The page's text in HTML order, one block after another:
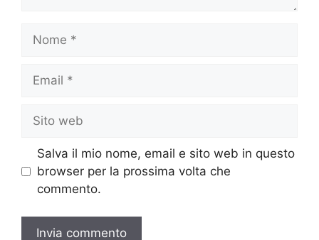
Nome
Email
Sito
web
Salva il mio nome, email e sito web in questo
browser per la prossima volta che
commento.